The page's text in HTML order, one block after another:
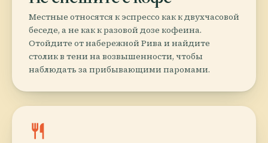
Местные относятся к эспрессо как к двухчасовой
беседе, а не как к разовой дозе кофеина.
Отойдите от набережной Рива и найдите
столик в тени на возвышенности, чтобы
наблюдать за прибывающими паромами.
restaurant